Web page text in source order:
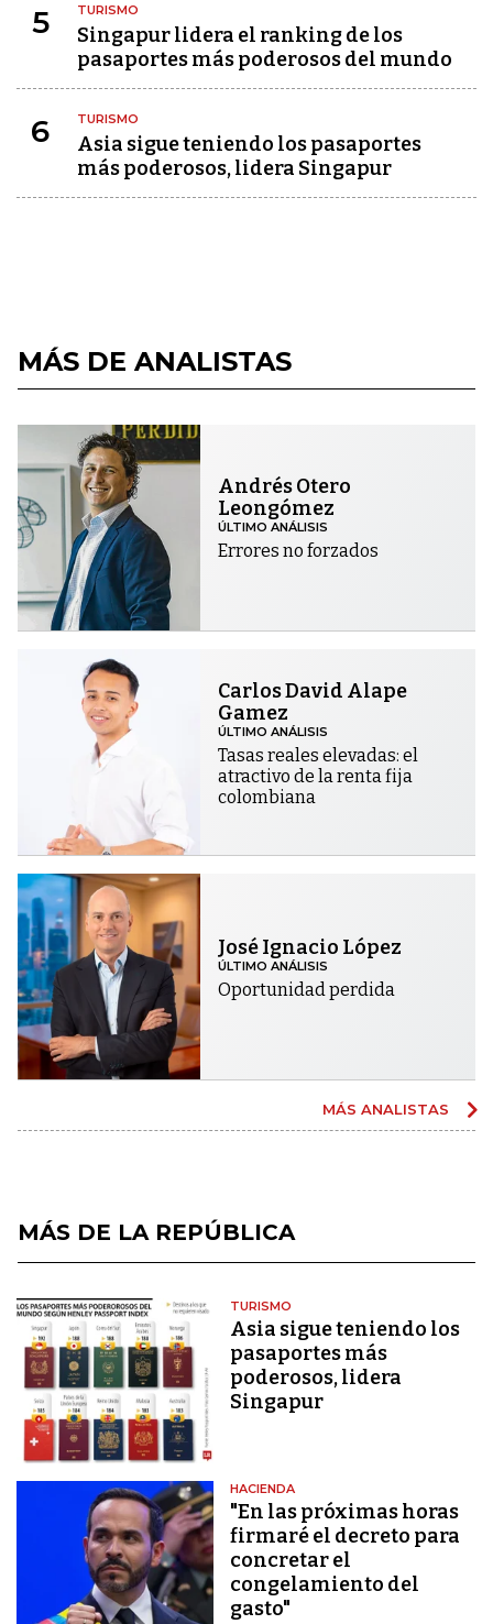
5 TURISMO
Singapur lidera el ranking de los
pasaportes más poderosos del mundo
6 TURISMO
Asia sigue teniendo los pasaportes
más poderosos, lidera Singapur
MÁS DE ANALISTAS
Andrés Otero
Leongómez
ÚLTIMO ANÁLISIS
Errores no forzados
Carlos David Alape
Gamez
ÚLTIMO ANÁLISIS
Tasas reales elevadas: el
atractivo de la renta fija
colombiana
José Ignacio López
ÚLTIMO ANÁLISIS
Oportunidad perdida
MÁS ANALISTAS
MÁS DE LA REPÚBLICA
TURISMO
Asia sigue teniendo los
pasaportes más
poderosos, lidera
Singapur
HACIENDA
"En las próximas horas
firmaré el decreto para
concretar el
congelamiento del
gasto"